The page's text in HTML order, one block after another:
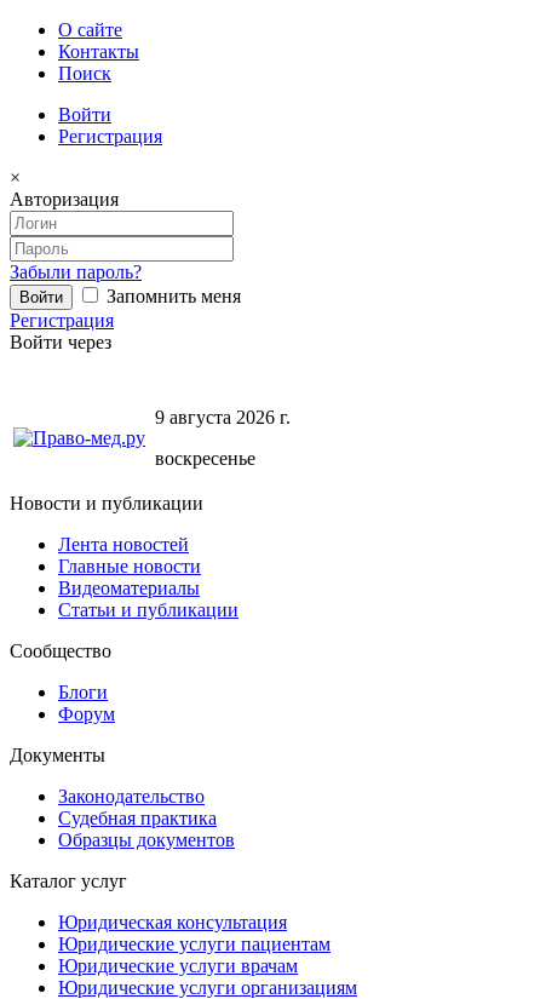
О сайте
Контакты
Поиск
Войти
Регистрация
×
Авторизация
Забыли пароль?
Запомнить меня
Регистрация
Войти через
9 августа 2026 г.
воскресенье
Новости и публикации
Лента новостей
Главные новости
Видеоматериалы
Статьи и публикации
Сообщество
Блоги
Форум
Документы
Законодательство
Судебная практика
Образцы документов
Каталог услуг
Юридическая консультация
Юридические услуги пациентам
Юридические услуги врачам
Юридические услуги организациям